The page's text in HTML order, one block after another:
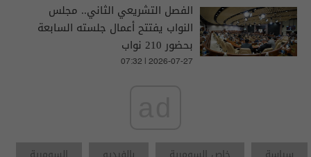
الفصل التشريعي الثاني.. مجلس
النواب يفتتح أعمال جلسته السابعة
بحضور 210 نواب
07:32 | 2026-07-27